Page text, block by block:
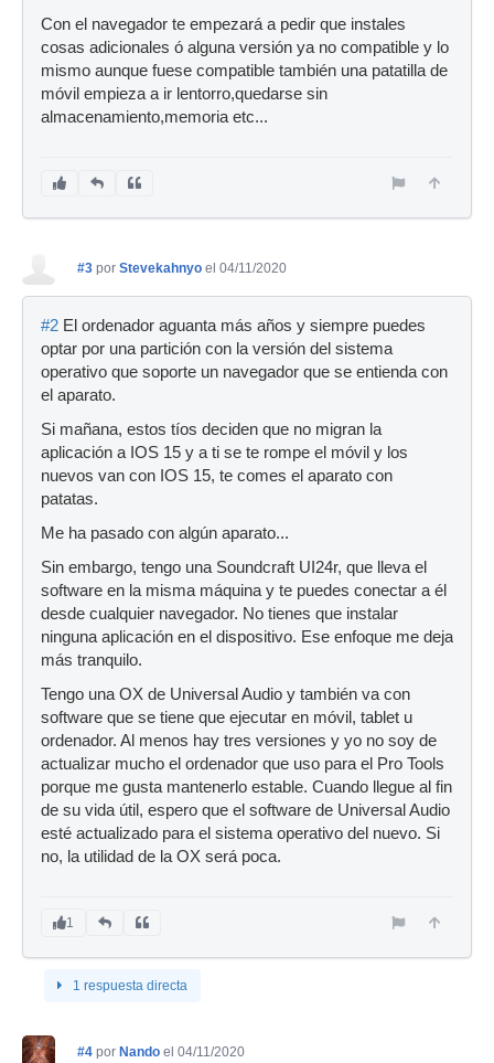
Con el navegador te empezará a pedir que instales
cosas adicionales ó alguna versión ya no compatible y lo
mismo aunque fuese compatible también una patatilla de
móvil empieza a ir lentorro,quedarse sin
almacenamiento,memoria etc...
#3 por Stevekahnyo el 04/11/2020
#2 El ordenador aguanta más años y siempre puedes
optar por una partición con la versión del sistema
operativo que soporte un navegador que se entienda con
el aparato.
Si mañana, estos tíos deciden que no migran la
aplicación a IOS 15 y a ti se te rompe el móvil y los
nuevos van con IOS 15, te comes el aparato con
patatas.
Me ha pasado con algún aparato...
Sin embargo, tengo una Soundcraft UI24r, que lleva el
software en la misma máquina y te puedes conectar a él
desde cualquier navegador. No tienes que instalar
ninguna aplicación en el dispositivo. Ese enfoque me deja
más tranquilo.
Tengo una OX de Universal Audio y también va con
software que se tiene que ejecutar en móvil, tablet u
ordenador. Al menos hay tres versiones y yo no soy de
actualizar mucho el ordenador que uso para el Pro Tools
porque me gusta mantenerlo estable. Cuando llegue al fin
de su vida útil, espero que el software de Universal Audio
esté actualizado para el sistema operativo del nuevo. Si
no, la utilidad de la OX será poca.
1
1 respuesta directa
#4 por Nando el 04/11/2020